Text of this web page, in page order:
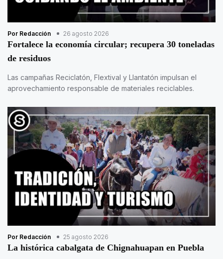
Por Redacción 26 agosto 2026
Fortalece la economía circular; recupera 30 toneladas
de residuos
Las campañas Reciclatón, Flextival y Llantatón impulsan el
aprovechamiento responsable de materiales reciclables.
Por Redacción 25 agosto 2026
La histórica cabalgata de Chignahuapan en Puebla